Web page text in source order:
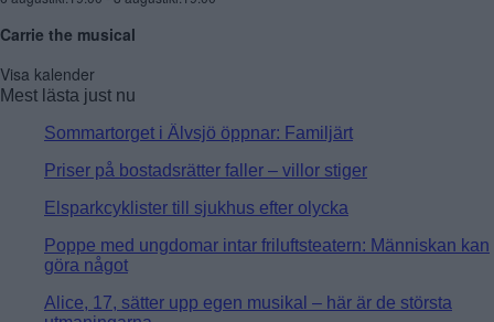
Carrie the musical
Visa kalender
Mest lästa just nu
Sommartorget i Älvsjö öppnar: Familjärt
Priser på bostadsrätter faller – villor stiger
Elsparkcyklister till sjukhus efter olycka
Poppe med ungdomar intar friluftsteatern: Människan kan
göra något
Alice, 17, sätter upp egen musikal – här är de största